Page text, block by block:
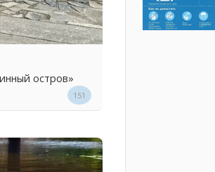
остров»
151